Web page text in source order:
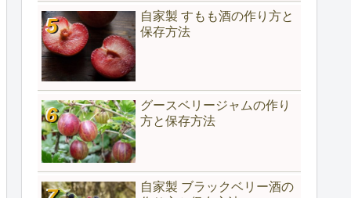
自家製 すもも酒の作り方と
保存方法
グースベリージャムの作り
方と保存方法
自家製 ブラックベリー酒の